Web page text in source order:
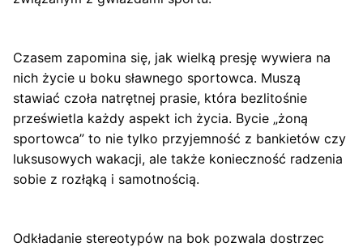
Czasem zapomina się, jak wielką presję wywiera na
nich życie u boku sławnego sportowca. Muszą
stawiać czoła natrętnej prasie, która bezlitośnie
prześwietla każdy aspekt ich życia. Bycie „żoną
sportowca” to nie tylko przyjemność z bankietów czy
luksusowych wakacji, ale także konieczność radzenia
sobie z rozłąką i samotnością.
Odkładanie stereotypów na bok pozwala dostrzec